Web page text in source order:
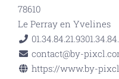
78610
Le Perray en Yvelines
01.34.84.21.93
contact@by-
https://www.by-